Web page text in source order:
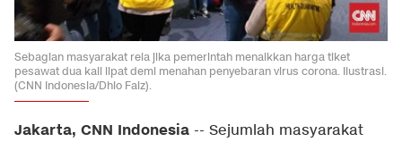
Sebagian masyarakat rela jika pemerintah menaikkan harga tiket
pesawat dua kali lipat demi menahan penyebaran virus corona. Ilustrasi.
(CNN Indonesia/Dhio Faiz).
Jakarta, CNN Indonesia -- Sejumlah masyarakat